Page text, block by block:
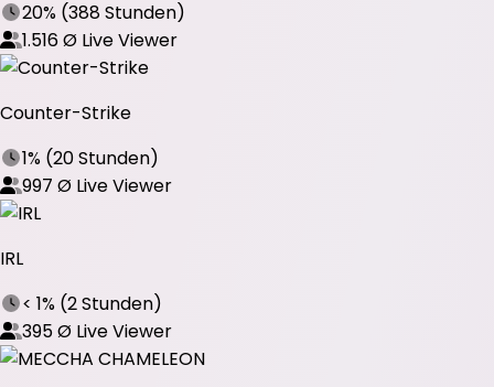
20% (388 Stunden)
1.516Ø Live Viewer
Counter-Strike
1% (20 Stunden)
997 Ø Live Viewer
IRL
< 1% (2 Stunden)
395Ø Live Viewer